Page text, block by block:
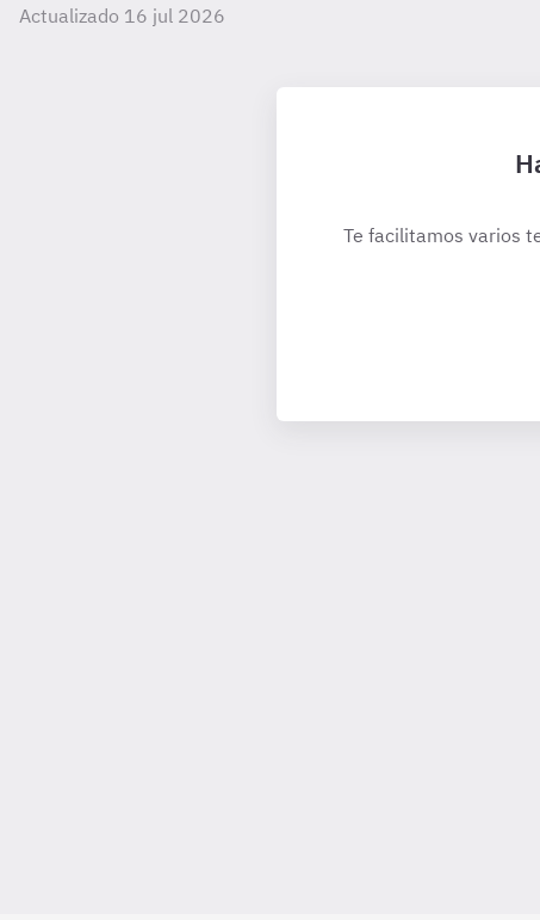
Actualizado 16 jul 2026
Te facilitamos varios